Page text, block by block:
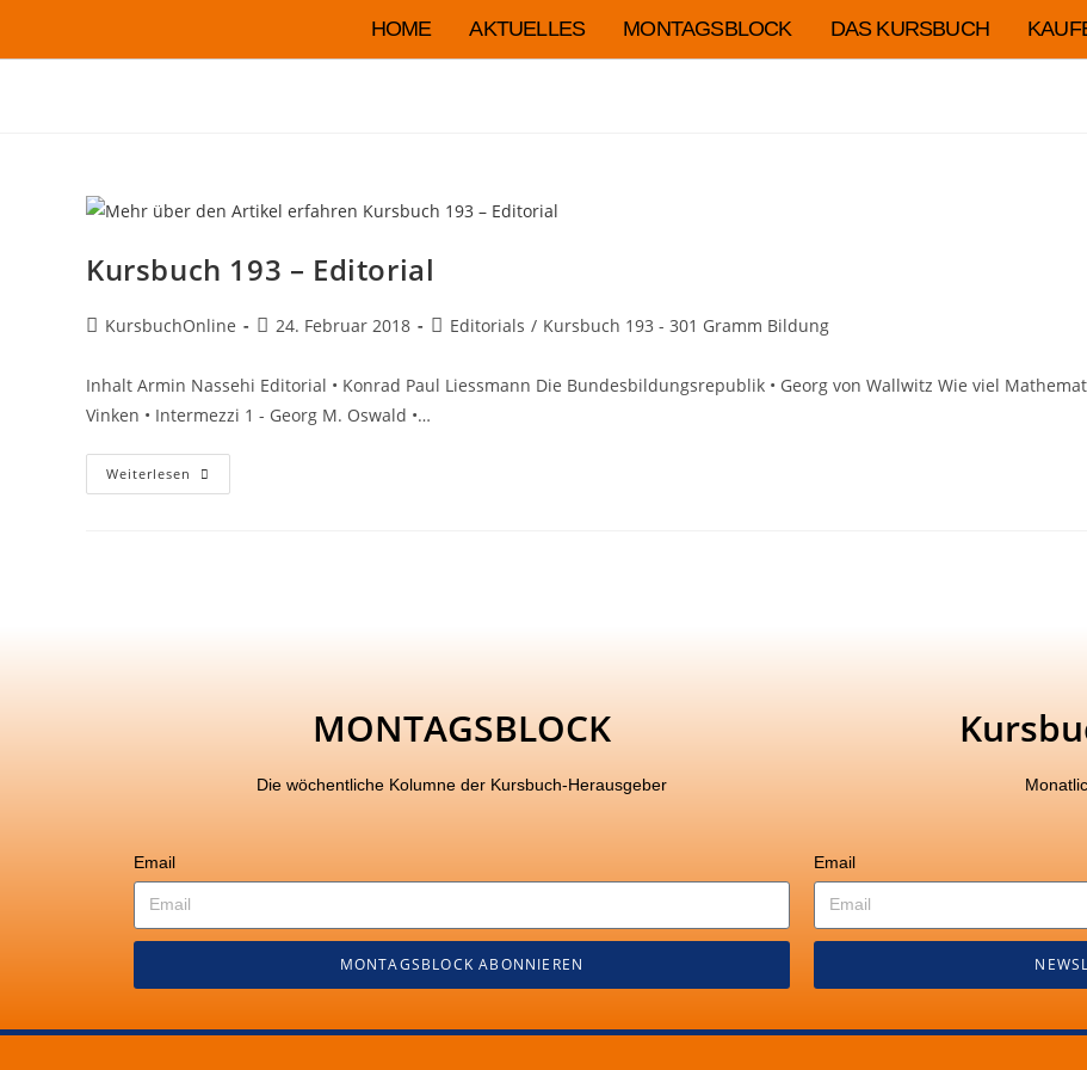
HOME AKTUELLES MONTAGSBLOCK DAS KURSBUCH
Kursbuch 193 – Editorial
KursbuchOnline 24. Februar 2018 Editorials / Kursbuch 193 - 301 Gramm Bildung
Inhalt Armin Nassehi Editorial • Konrad Paul Liessmann Die Bundesbildungsrepublik • Georg von Wallwitz Wie viel
Vinken • Intermezzi 1 - Georg M. Oswald •…
Weiterlesen
MONTAGSBLOCK
Die wöchentliche Kolumne der Kursbuch-Herausgeber
Email
MONTAGSBLOCK ABONNIEREN
Email